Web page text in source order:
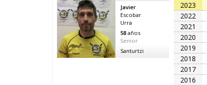
Javier
Escobar
Urra
58 años
Senior
Santurtzi
2023
2022
2021
2020
2019
2018
2017
2016